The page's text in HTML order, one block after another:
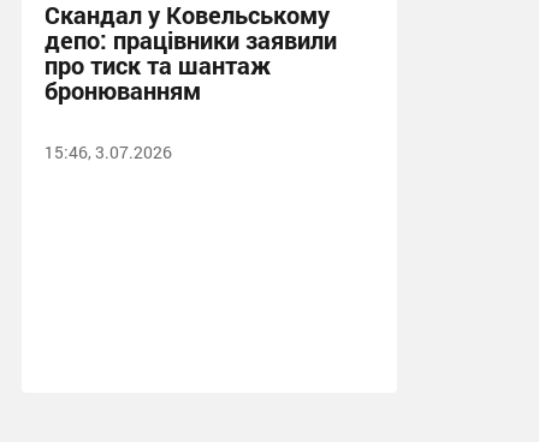
Скандал у Ковельському
депо: працівники заявили
про тиск та шантаж
бронюванням
15:46, 3.07.2026